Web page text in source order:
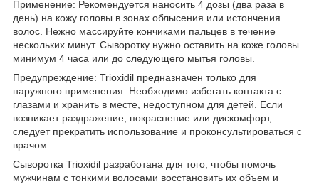
Применение: Рекомендуется наносить 4 дозы (два раза в
день) на кожу головы в зонах облысения или истончения
волос. Нежно массируйте кончиками пальцев в течение
нескольких минут. Сыворотку нужно оставить на коже головы
минимум 4 часа или до следующего мытья головы.
Предупреждение: Trioxidil предназначен только для
наружного применения. Необходимо избегать контакта с
глазами и хранить в месте, недоступном для детей. Если
возникает раздражение, покраснение или дискомфорт,
следует прекратить использование и проконсультироваться с
врачом.
Сыворотка Trioxidil разработана для того, чтобы помочь
мужчинам с тонкими волосами восстановить их объем и